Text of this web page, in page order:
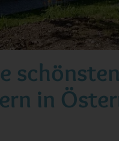
in